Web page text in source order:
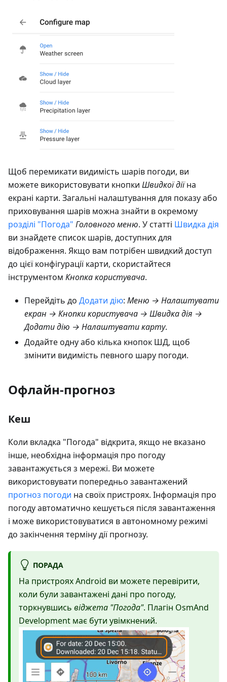
Щоб перемикати видимість шарів погоди, ви
можете використовувати кнопки Швидкої діїна
екрані карти. Загальні налаштування для показу або
приховування шарів можна знайти в окремому
розділі "Погода" Головного меню. У статті Швидка дія
ви знайдете список шарів, доступних для
відображення. Якщо вам потрібен швидкий доступ
до цієї конфігурації карти, скористайтеся
інструментом Кнопка користувача.
Перейдіть до Додати дію: Меню → Налаштувати
екран → Кнопки користувача → Швидка дія →
Додати дію → Налаштувати карту.
Додайте одну або кілька кнопок ШД, щоб
змінити видимість певного шару погоди.
Офлайн-прогноз
Кеш
Коли вкладка "Погода" відкрита, якщо не вказано
інше, необхідна інформація про погоду
завантажується з мережі. Ви можете
використовувати попередньо завантажений
прогноз погоди на своїх пристроях. Інформація про
погоду автоматично кешується після завантаження
і може використовуватися в автономному режимі
до закінчення терміну дії прогнозу.
ПОРАДА
На пристроях Android ви можете перевірити,
коли були завантажені дані про погоду,
торкнувшись віджета "Погода". Плагін OsmAnd
Development має бути увімкнений.